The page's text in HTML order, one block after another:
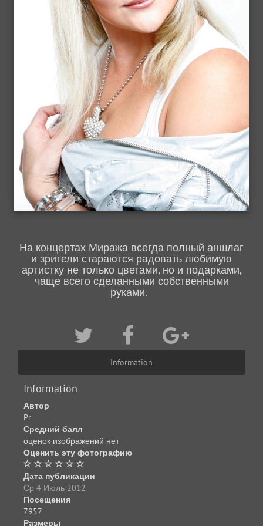
На концертах Миража всегда полный аншлаг
и зрители стараются радовать любимую
артистку не только цветами, но и подарками,
чаще всего сделанными собственными
руками.
Information
Information
Автор
Pr
Средний балл
оценок изображений нет
Оценить эту фотографию
Дата публикации
Ср 4 Июль 2012
Посещения
7957
Размеры